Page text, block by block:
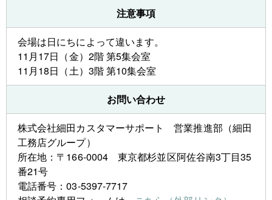
注意事項
会場は日にちによって違います。
11月17日（金）2階 第5集会室
11月18日（土）3階 第10集会室
お問い合わせ
株式会社細田カスタマーサポート 営業推進部（細田
工務店グループ）
所在地：〒166-0004 東京都杉並区阿佐谷南3丁目35
番21号
電話番号：03-5397-7717